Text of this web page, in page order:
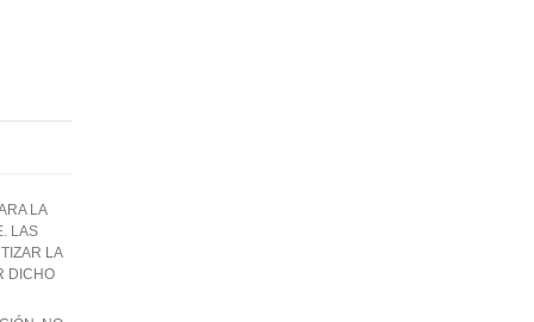
LA
LAS
LA
DICHO